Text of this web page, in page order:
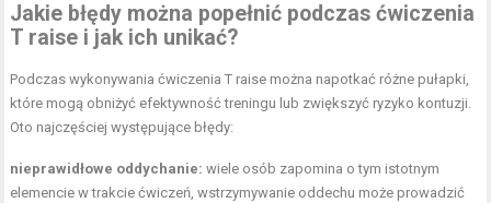
Jakie błędy można popełnić podczas ćwiczenia
T raise i jak ich unikać?
Podczas wykonywania ćwiczenia T raise można napotkać różne pułapki,
które mogą obniżyć efektywność treningu lub zwiększyć ryzyko kontuzji.
Oto najczęściej występujące błędy:
nieprawidłowe oddychanie: wiele osób zapomina o tym istotnym
elemencie w trakcie ćwiczeń, wstrzymywanie oddechu może prowadzić